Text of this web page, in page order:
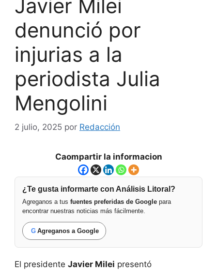
Javier Milei
denunció por
injurias a la
periodista Julia
Mengolini
2 julio, 2025 por Redacción
Caompartir la informacion
¿Te gusta informarte con Análisis Litoral?
Agreganos a tus fuentes preferidas de Google para
encontrar nuestras noticias más fácilmente.
G Agreganos a Google
El presidente Javier Milei presentó